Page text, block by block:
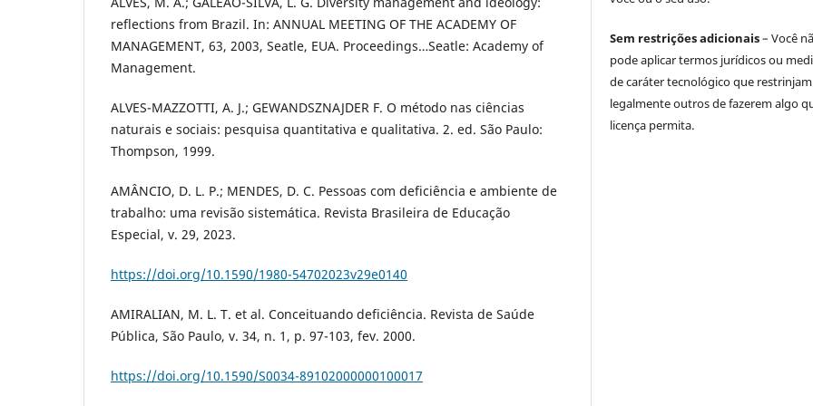
reflections from Brazil. In: ANNUAL MEETING OF THE ACADEMY OF
MANAGEMENT, 63, 2003, Seatle, EUA. Proceedings…Seatle: Academy of
Management.
ALVES-MAZZOTTI, A. J.; GEWANDSZNAJDER F. O método nas ciências
naturais e sociais: pesquisa quantitativa e qualitativa. 2. ed. São Paulo:
Thompson, 1999.
AMÂNCIO, D. L. P.; MENDES, D. C. Pessoas com deficiência e ambiente de
trabalho: uma revisão sistemática. Revista Brasileira de Educação
Especial, v. 29, 2023.
https://doi.org/10.1590/1980-54702023v29e0140
AMIRALIAN, M. L. T. et al. Conceituando deficiência. Revista de Saúde
Pública, São Paulo, v. 34, n. 1, p. 97-103, fev. 2000.
https://doi.org/10.1590/S0034-89102000000100017
Sem restrições adicionais– Você
pode aplicar termos jurídicos ou
de caráter tecnológico que restrinjam
legalmente outros de fazerem algo
licença permita.